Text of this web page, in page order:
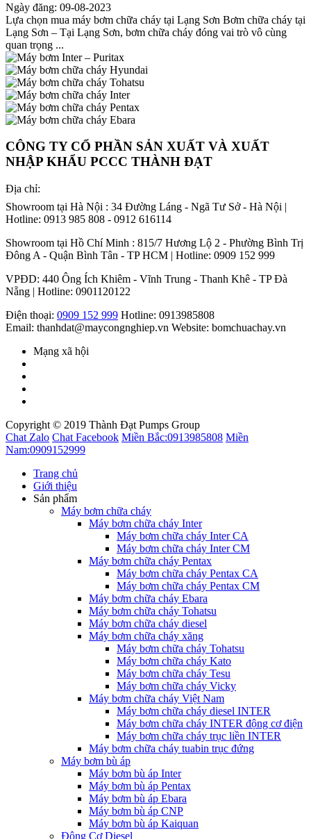
Ngày đăng: 09-08-2023
Lựa chọn mua máy bơm chữa cháy tại Lạng Sơn Bơm chữa cháy tại
Lạng Sơn – Tại Lạng Sơn, bơm chữa cháy đóng vai trò vô cùng
quan trọng ...
CÔNG TY CỔ PHẦN SẢN XUẤT VÀ XUẤT
NHẬP KHẨU PCCC THÀNH ĐẠT
Địa chỉ:
Showroom tại Hà Nội : 34 Đường Láng - Ngã Tư Sở - Hà Nội |
Hotline: 0913 985 808 - 0912 616114
Showroom tại Hồ Chí Minh : 815/7 Hương Lộ 2 - Phường Bình Trị
Đông A - Quận Bình Tân - TP HCM | Hotline: 0909 152 999
VPĐD: 440 Ông Ích Khiêm - Vĩnh Trung - Thanh Khê - TP Đà
Nẵng | Hotline: 0901120122
Điện thoại: 0909 152 999 Hotline: 0913985808
Email: thanhdat@maycongnghiep.vn Website: bomchuachay.vn
Mạng xã hội
Copyright © 2019 Thành Đạt Pumps Group
Chat Zalo Chat Facebook Miền Bắc:0913985808 Miền
Nam:0909152999
Trang chủ
Giới thiệu
Sản phẩm
Máy bơm chữa cháy
Máy bơm chữa cháy Inter
Máy bơm chữa cháy Inter CA
Máy bơm chữa cháy Inter CM
Máy bơm chữa cháy Pentax
Máy bơm chữa cháy Pentax CA
Máy bơm chữa cháy Pentax CM
Máy bơm chữa cháy Ebara
Máy bơm chữa cháy Tohatsu
Máy bơm chữa cháy diesel
Máy bơm chữa cháy xăng
Máy bơm chữa cháy Tohatsu
Máy bơm chữa cháy Kato
Máy bơm chữa cháy Tesu
Máy bơm chữa cháy Vicky
Máy bơm chữa cháy Việt Nam
Máy bơm chữa cháy diesel INTER
Máy bơm chữa cháy INTER động cơ điện
Máy bơm chữa cháy trục liền INTER
Máy bơm chữa cháy tuabin trục đứng
Máy bơm bù áp
Máy bơm bù áp Inter
Máy bơm bù áp Pentax
Máy bơm bù áp Ebara
Máy bơm bù áp CNP
Máy bơm bù áp Kaiquan
Động Cơ Diesel